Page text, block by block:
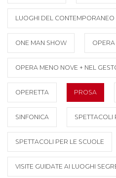
LUOGHI DEL
ONE MAN SHOW
OPERA MENO NOVE + NEL
OPERETTA PROSA
SINFONICA SPETTACOLI
SPETTACOLI PER LE SCUOLE
VISITE GUIDATE AI LUOGHI